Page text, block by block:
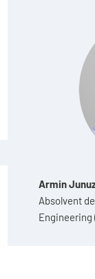
Armin
Absolvent